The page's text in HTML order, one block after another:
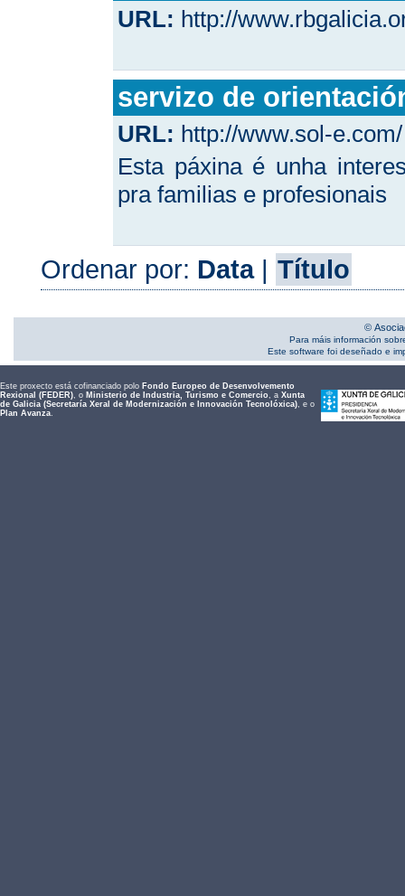
URL: http://
servizo de
URL: http://www.sol-e.com/
Esta páxina é unha
pra familias e profesionais
Ordenar por: Data| Título
©
Para máis información
Este software foi deseñado e
Este proxecto está cofinanciado polo Fondo Europeo de Desenvolvemento
Rexional (FEDER), o Ministerio de Industria, Turismo e Comercio, a Xunta
de Galicia (Secretaría Xeral de Modernización e Innovación Tecnolóxica), e o
Plan Avanza.